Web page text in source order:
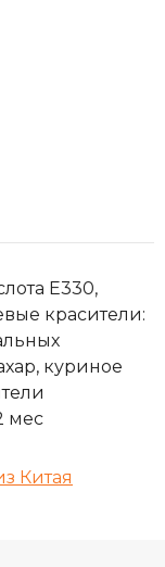
E330,
красители:
куриное
мес
Китая